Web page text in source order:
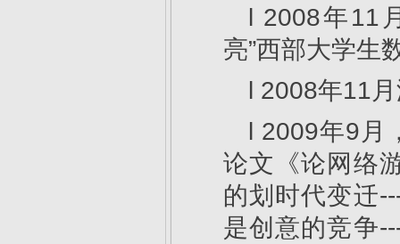
l 2008年11
亮”西部大学生
l 2008年11
l 2009年9月
论文《论网络
的划时代变迁
是创意的竞争